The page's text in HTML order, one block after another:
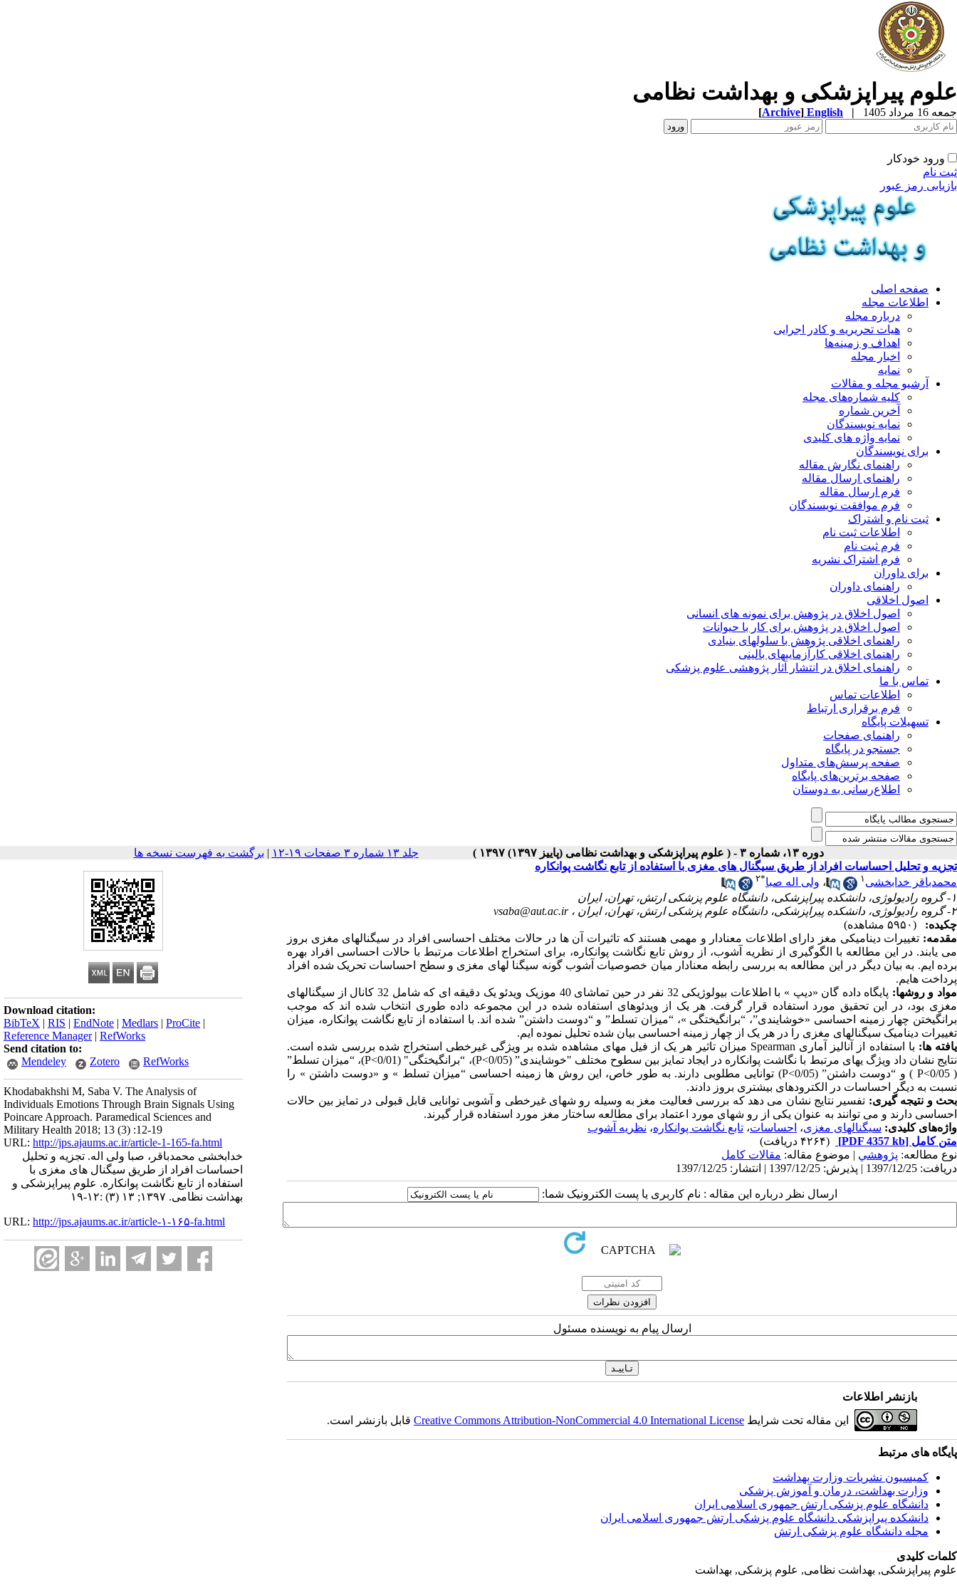
علوم پیراپزشکی و بهداشت نظامی
جمعه 16 مرداد 1405 |
English
[Archive]
ورود خودکار
ثبت نام
بازیابی رمز عبور
صفحه اصلی
اطلاعات مجله
درباره مجله
هیات تحریریه و کادر اجرایی
اهداف و زمینه‌ها
اخبار مجله
نمایه
آرشیو مجله و مقالات
کلیه شماره‌های مجله
آخرین شماره
نمایه نویسندگان
نمایه واژه های کلیدی
برای نویسندگان
راهنمای نگارش مقاله
راهنمای ارسال مقاله
فرم ارسال مقاله
فرم موافقت نویسندگان
ثبت نام و اشتراک
اطلاعات ثبت نام
فرم ثبت نام
فرم اشتراک نشریه
برای داوران
راهنمای داوران
اصول اخلاقی
اصول اخلاق در پژوهش برای نمونه های انسانی
اصول اخلاق در پژوهش برای کار با حیوانات
راهنمای اخلاقی پژوهش با سلولهای بنیادی
راهنمای اخلاقی کارآزماییهای بالینی
راهنمای اخلاق در انتشار آثار پژوهشی علوم پزشکی
تماس با ما
اطلاعات تماس
فرم برقراری ارتباط
تسهیلات پایگاه
راهنمای صفحات
جستجو در پایگاه
صفحه پرسش‌های متداول
صفحه برترین‌های پایگاه
اطلاع‌رسانی به دوستان
دوره ۱۳، شماره ۳ - ( علوم پیراپزشکی و بهداشت نظامی (پاییز ۱۳۹۷) ۱۳۹۷ ) جلد ۱۳ شماره ۳ صفحات ۱۹-۱۲ | برگشت به فهرست نسخه ها
Download citation:
BibTeX | RIS | EndNote | Medlars | ProCite |
Reference Manager| RefWorks
Send citation to:
Mendeley
Zotero RefWorks
Khodabakhshi M, Saba V. The Analysis of
Individuals Emotions Through Brain Signals Using
Poincare Approach. Paramedical Sciences and
Military Health 2018; 13 (3) :12-19
URL: http://jps.ajaums.ac.ir/article-1-165-fa.html
خدابخشی محمدباقر، صبا ولی اله. تجزیه و تحلیل
احساسات افراد از طریق سیگنال های مغزی با
استفاده از تابع نگاشت پوانکاره. علوم پیراپزشکی و
بهداشت نظامی. ۱۳۹۷; ۱۳ (۳) :۱۲-۱۹
URL: http://jps.ajaums.ac.ir/article-۱-۱۶۵-fa.html
تجزیه و تحلیل احساسات افراد از طریق سیگنال های مغزی با استفاده از تابع نگاشت پوانکاره
محمدباقر خدابخشی ۱ ، ولی اله صبا*۲
۱- گروه رادیولوژی، دانشکده پیراپزشکی، دانشگاه علوم پزشکی ارتش، تهران، ایران
۲- گروه رادیولوژی، دانشکده پیراپزشکی، دانشگاه علوم پزشکی ارتش، تهران، ایران ،
vsaba@aut.ac.ir
چکیده:
(۵۹۵۰ مشاهده)
مقدمه: تغییرات دینامیکی مغز دارای اطلاعات معنادار و مهمی هستند که تاثیرات آن ها در حالات مختلف احساسی افراد در سیگنالهای مغزی بروز
می یابند. در این مطالعه با الگوگیری از نظریه آشوب، از روش تابع نگاشت پوانکاره، برای استخراج اطلاعات مرتبط با حالات احساسی افراد بهره
برده ایم. به بیان دیگر در این مطالعه به بررسی رابطه معنادار میان خصوصیات آشوب گونه سیگنا لهای مغزی و سطح احساسات تحریک شده افراد
پرداخت هایم.
مواد و روشها:
پایگاه داده گان «دیپ » با اطلاعات بیولوژیکی 32 نفر در حین تماشای 40 موزیک ویدئو یک دقیقه ای که شامل 32 کانال از سیگنالهای
مغزی بود، در این تحقیق مورد استفاده قرار گرفت. هر یک از ویدئوهای استفاده شده در این مجموعه داده طوری انتخاب شده اند که موجب
برانگیختن چهار زمینه احساسی «خوشایندی”، “برانگیختگی »، “میزان تسلط” و “دوست داشتن” شده اند. با استفاده از تابع نگاشت پوانکاره، میزان
تغییرات دینامیک سیگنالهای مغزی را در هر یک از چهار زمینه احساسی بیان شده تحلیل نموده ایم.
یافته ها:
با استفاده از آنالیز آماری Spearman میزان تاثیر هر یک از فیل مهای مشاهده شده بر ویژگی غیرخطی استخراج شده بررسی شده است.
نتایج نشان داد ویژگ یهای مرتبط با نگاشت پوانکاره در ایجاد تمایز بین سطوح مختلف "خوشایندی” (P<0/05)، “برانگیختگی" (P<0/01)، “میزان تسلط”
( 05/P<0 ) و “دوست داشتن” (05/P<0) توانایی مطلوبی دارند. به طور خاص، این روش ها زمینه احساسی “میزان تسلط » و «دوست داشتن » را
نسبت به دیگر احساسات در الکترودهای بیشتری بروز دادند.
بحث و نتیجه گیری: تفسیر نتایج نشان می دهد که بررسی فعالیت مغز به وسیله رو شهای غیرخطی و آشوبی توانایی قابل قبولی در تمایز بین حالات
احساسی دارند و می توانند به عنوان یکی از رو شهای مورد اعتماد برای مطالعه ساختار مغز مورد استفاده قرار گیرند.
واژه‌های کلیدی: سیگنالهای مغزی، احساسات، تابع نگاشت پوانکاره، نظریه آشوب
متن کامل [PDF 4357 kb]
(۴۲۶۴ دریافت)
نوع مطالعه: پژوهشي | موضوع مقاله: مقالات کامل
دریافت: 1397/12/25 | پذیرش: 1397/12/25 | انتشار: 1397/12/25
ارسال نظر درباره این مقاله : نام کاربری یا پست الکترونیک شما:
ارسال پیام به نویسنده مسئول
بازنشر اطلاعات
این مقاله تحت شرایط Creative Commons Attribution-NonCommercial 4.0 International Licenseقابل بازنشر است.
پایگاه های مرتبط
کمیسیون نشریات وزارت بهداشت
وزارت بهداشت، درمان و آموزش پزشکی
دانشگاه علوم پزشکی ارتش جمهوری اسلامی ایران
دانشکده پیراپزشکی دانشگاه علوم پزشکی ارتش جمهوری اسلامی ایران
مجله دانشگاه علوم پزشکی ارتش
کلمات کلیدی
علوم پیراپزشکی, بهداشت نظامی, علوم پزشکی, بهداشت